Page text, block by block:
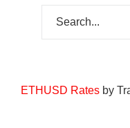
ETHUSD Rates by